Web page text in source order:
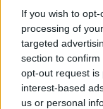
If you wish to
processing of
targeted
section to
opt-out request is
interest-based
us or personal
Pracovní
07.08.2026 -
48.400 Kč •
07.08.2026 -
48.400 Kč •
okres Jihlava)